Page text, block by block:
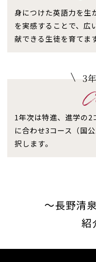
身につけた英語力を生
を実感することで、広
献できる生徒を育てます
3
1年次は特進、進学の2
に合わせ3コース（国
択します。
〜長野清
紹